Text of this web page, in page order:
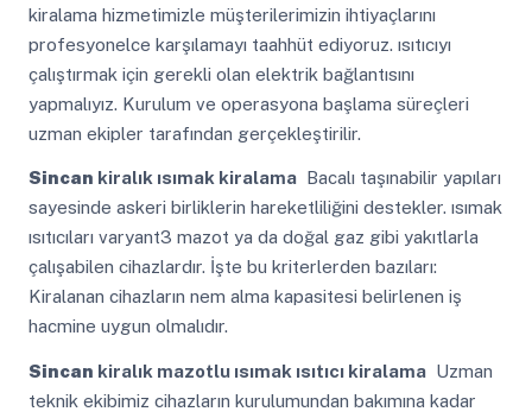
kiralama hizmetimizle müşterilerimizin ihtiyaçlarını
profesyonelce karşılamayı taahhüt ediyoruz. ısıtıcıyı
çalıştırmak için gerekli olan elektrik bağlantısını
yapmalıyız. Kurulum ve operasyona başlama süreçleri
uzman ekipler tarafından gerçekleştirilir.
Sincan kiralık ısımak kiralamaBacalı taşınabilir yapıları
sayesinde askeri birliklerin hareketliliğini destekler. ısımak
ısıtıcıları varyant3 mazot ya da doğal gaz gibi yakıtlarla
çalışabilen cihazlardır. İşte bu kriterlerden bazıları:
Kiralanan cihazların nem alma kapasitesi belirlenen iş
hacmine uygun olmalıdır.
Sincan kiralık mazotlu ısımak ısıtıcı kiralamaUzman
teknik ekibimiz cihazların kurulumundan bakımına kadar